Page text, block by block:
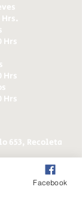
Hrs.
Hrs​
Hrs
Hrs
653, Recoleta
Facebook